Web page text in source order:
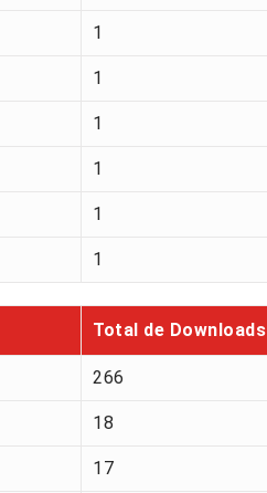
1
1
1
1
1
1
Total de Downloads
266
18
17